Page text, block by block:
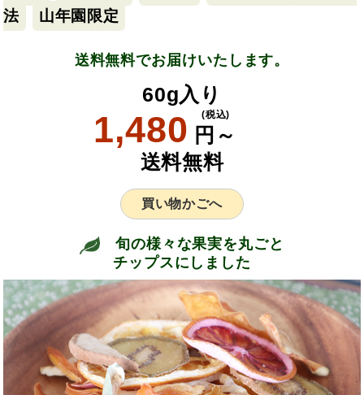
法
山年園限定
送料無料でお届けいたします。
60g入り
1,480 円～
(税込)
送料無料
買い物かごへ
旬の様々な果実を丸ごと
チップスにしました